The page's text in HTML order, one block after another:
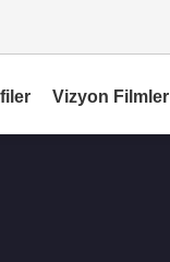
Vizyon Filmler